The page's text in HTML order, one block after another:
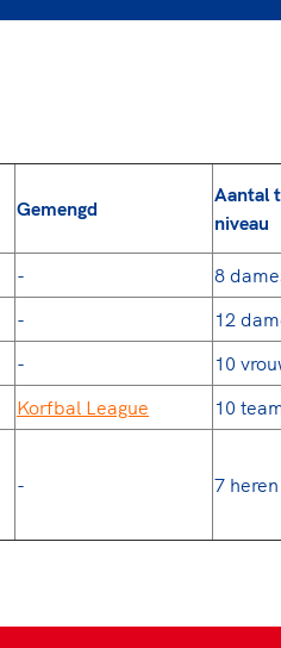
Gemengd
Aantal
niveau
-
8
-
12
-
10
Korfbal League 10
- 7